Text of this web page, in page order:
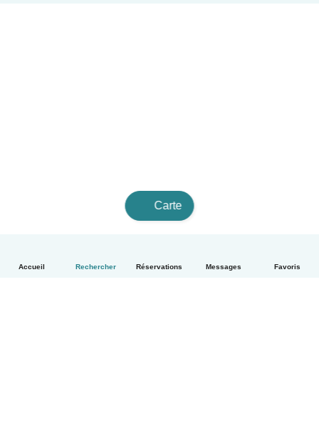
Accueil Rechercher Réservations Messages Favoris
Carte